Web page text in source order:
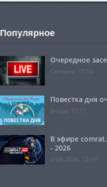
Популярное
Очередное
Сегодня, 10:10
Повестка дня
Вчера, 15:11
В эфире
- 2026
4-08-2026, 13:19